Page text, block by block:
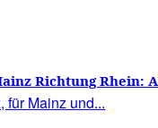
Richtung Rhein:
Haben die Mainzer